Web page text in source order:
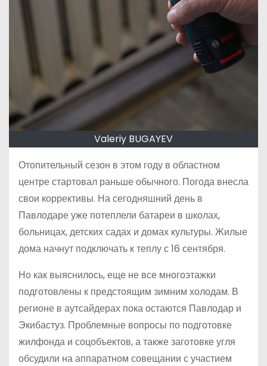
Valeriy BUGAYEV
Отопительный сезон в этом году в областном
центре стартовал раньше обычного. Погода внесла
свои коррективы. На сегодняшний день в
Павлодаре уже потеплели батареи в школах,
больницах, детских садах и домах культуры. Жилые
дома начнут подключать к теплу с 16 сентября.
Но как выяснилось, еще не все многоэтажки
подготовлены к предстоящим зимним холодам. В
регионе в аутсайдерах пока остаются Павлодар и
Экибастуз. Проблемные вопросы по подготовке
жилфонда и соцобъектов, а также заготовке угля
обсудили на аппаратном совещании с участием